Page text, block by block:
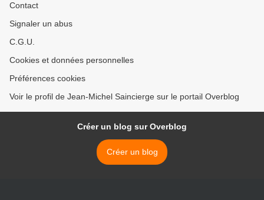
Contact
Signaler un abus
C.G.U.
Cookies et données personnelles
Préférences cookies
Voir le profil de Jean-Michel Saincierge sur le portail Overblog
Créer un blog sur Overblog
Créer un blog